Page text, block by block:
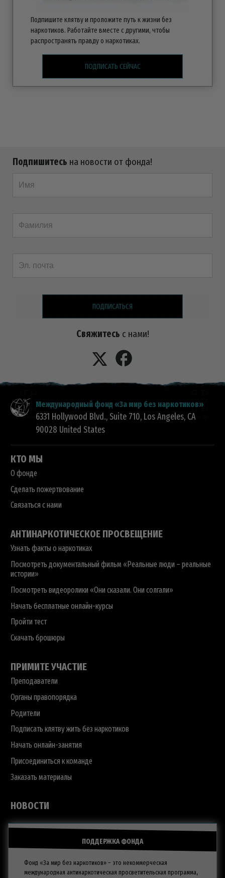
Подпишите клятву и проложите путь к жизни без
наркотиков. Работайте вместе с другими, чтобы
распространять правду о наркотиках.
ПОДПИСАТЬ СЕЙЧАС
Подпишитесь на новости от фонда!
ПОДПИСАТЬСЯ
Свяжитесь с нами!
Международный фонд «За мир без наркотиков»
6331 Hollywood Blvd., Suite 710, Los Angeles, CA
90028 United States
КТО МЫ
О фонде
Сделать пожертвование
Связаться с нами
АНТИНАРКОТИЧЕСКОЕ ПРОСВЕЩЕНИЕ
Узнать факты о наркотиках
Посмотреть документальный фильм «Реальные люди – реальные
истории»
Посмотреть видеоролики «Они сказали. Они солгали»
Начать бесплатные онлайн-курсы
Пройти тест
Скачать брошюры
ПРИМИТЕ УЧАСТИЕ
Преподаватели
Органы правопорядка
Родители
Подписать клятву жить без наркотиков
Начать онлайн-занятия
Присоединиться к команде
Заказать материалы
НОВОСТИ
ПОДДЕРЖКА ФОНДА
Фонд «За мир без наркотиков» – это некоммерческая
международная антинаркотическая просветительская программа,